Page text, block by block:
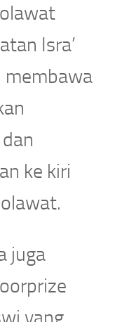
Isra’
membawa
ke kiri
juga